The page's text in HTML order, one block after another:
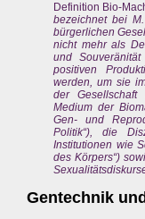
Definition Bio-
bezeichnet bei
bürgerlichen
nicht mehr als
und
positiven
werden, um sie
der Gesellschaft
Medium der
Gen- und
Politik“), die
Institutionen wie
des Körpers“)
Gentechnik